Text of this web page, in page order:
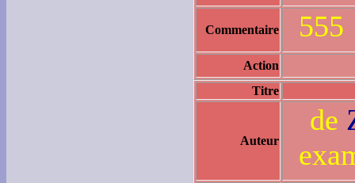
Commentaire 555
Action
Titre
Auteur
de